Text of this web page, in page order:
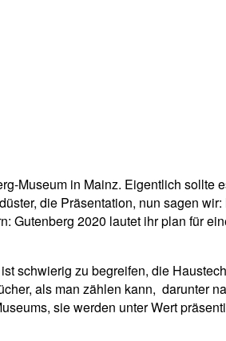
Museum in Mainz. Eigentlich sollte
die Präsentation, nun sagen
2020 lautet ihr plan für
schwierig zu begreifen, die
als man zählen kann, darunter
sie werden unter Wert